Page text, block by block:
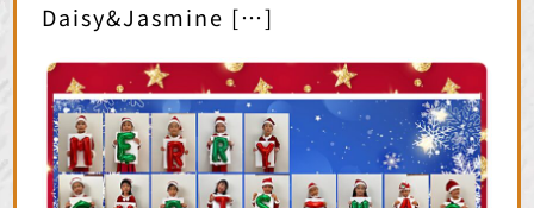
Daisy&Jasmine […]